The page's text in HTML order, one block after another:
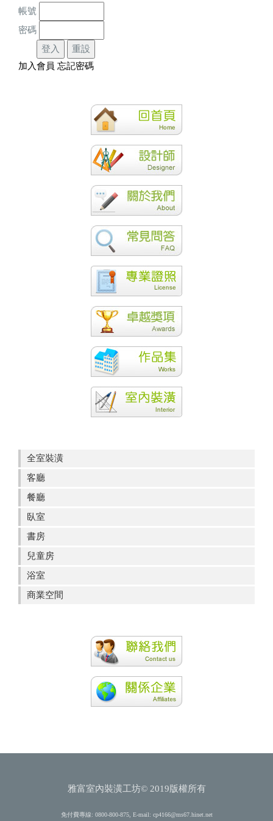
帳號
密碼
加入會員 忘記密碼
全室裝潢
客廳
餐廳
臥室
書房
兒童房
浴室
商業空間
雅富室內裝潢工坊© 2019版權所有
免付費專線: 0800-800-875, E-mail: cp4166@ms67.hinet.net